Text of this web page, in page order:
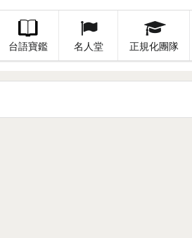
台語寶鑑 名人堂 正規化團隊